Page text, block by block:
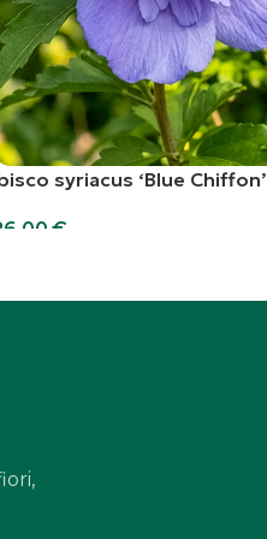
syriacus ‘Blue Chiffon’
€